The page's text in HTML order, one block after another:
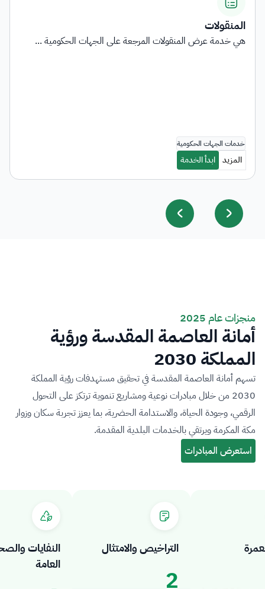
المنقولات
هي خدمة عرض المنقولات المرجعة على الجهات الحكومية ...
منجزات عام 2025
أمانة العاصمة المقدسة ورؤية
المملكة 2030
تسهم أمانة العاصمة المقدسة في تحقيق مستهدفات رؤية المملكة
2030 من خلال مبادرات نوعية ومشاريع تنموية ترتكز على التحول
الرقمي، وجودة الحياة، والاستدامة الحضرية، بما يعزز تجربة سكان وزوار
مكة المكرمة ويرتقي بالخدمات البلدية المقدمة.
النفايات والصحة
العامة
التراخيص والامتثال
2